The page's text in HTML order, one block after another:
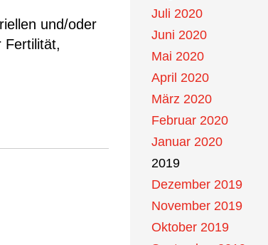
und/oder
Fertilität,
Juli 2020
Juni 2020
Mai 2020
April 2020
März 2020
Februar 2020
Januar 2020
2019
Dezember 2019
November 2019
Oktober 2019